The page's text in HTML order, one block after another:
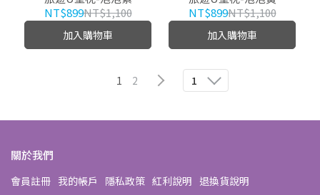
作壓力，擁有超過10年的開
發和生產經驗，超過100項
科技化設計，提升生活品
CGBravoT13-PU
NT$899NT$1,100
加入購物車
作壓力，擁有超過10年的開
發和生產經驗，超過100項
科技化設計，提升生活品
質。
CGBravoT13-YE
NT$899NT$1,100
加入購物車
1 2 1
關於我們
會員註冊 我的帳戶 隱私政策 紅利說明 退換貨說明